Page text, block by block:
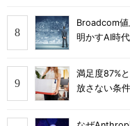
Broadcom
明かすAI時
満足度87%
放さない条件